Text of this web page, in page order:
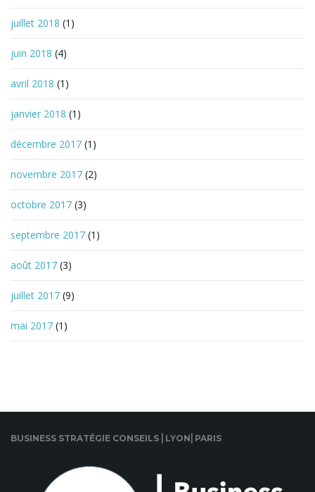
juillet 2018 (1)
juin 2018 (4)
avril 2018 (1)
janvier 2018 (1)
décembre 2017 (1)
novembre 2017 (2)
octobre 2017 (3)
septembre 2017 (1)
août 2017 (3)
juillet 2017 (9)
mai 2017 (1)
BUSINESS STRATÉGIE CONSEILS ⎜LYON⎜PARIS